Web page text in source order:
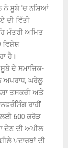
ਨੇ ਸੂਬੇ ’ਚ ਨਸ਼ਿਆਂ
ਦੀ ਵਿੱਤੀ
ਮੰਤਰੀ ਅਮਿਤ
ਵਿਸ਼ੇਸ਼
ਹੈ।
ਦੇ ਸਮਾਜਿਕ-
ਅਪਰਾਧ, ਘਰੇਲੂ
ਤਸਕਰੀ ਅਤੇ
ਰਾਹੀਂ
ਲਈ 600 ਕਰੋੜ
ਦੇਣ ਦੀ ਅਪੀਲ
ਪਦਾਰਥਾਂ ਦੀ